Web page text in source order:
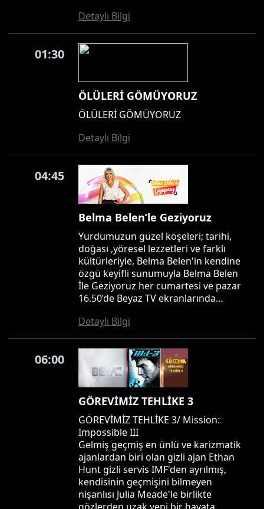
Detaylı Bilgi
01:30
ÖLÜLERİ GÖMÜYORUZ
ÖLÜLERİ GÖMÜYORUZ
Detaylı Bilgi
04:45
Belma Belen’le Geziyoruz
Yurdumuzun güzel köşeleri; tarihi,
doğası ,yöresel lezzetleri ve farklı
kültürleriyle, Belma Belen'in kendine
özgü keyifli sunumuyla Belma Belen
İle Geziyoruz her cumartesi ve pazar
16.50’de Beyaz TV ekranlarında…
Detaylı Bilgi
06:00
GÖREVİMİZ TEHLİKE 3
GÖREVİMİZ TEHLİKE 3/ Mission:
Impossible III
Gelmiş geçmiş en ünlü ve karizmatik
ajanlardan biri olan gizli ajan Ethan
Hunt gizli servis IMF'den ayrılmış,
kendisinin geçmişini bilmeyen
nişanlısı Julia Meade'le birlikte